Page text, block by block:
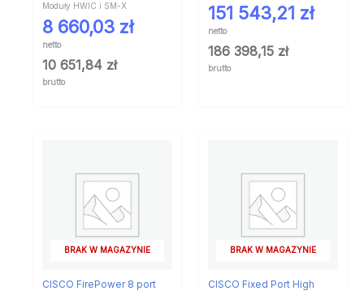
Moduły HWIC i SM-X
8 660,03 zł
netto
10 651,84 zł
brutto
151 543,21 zł
netto
186 398,15 zł
brutto
BRAK W MAGAZYNIE
CISCO FirePower 8 port
BRAK W MAGAZYNIE
CISCO Fixed Port High